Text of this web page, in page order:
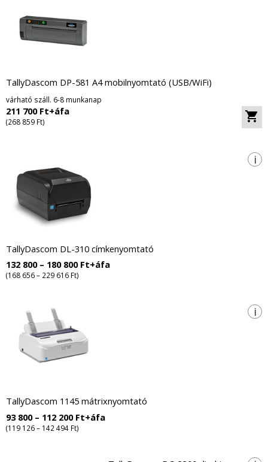
TallyDascom DP-581 A4 mobilnyomtató (USB/WiFi)
várható száll. 6-8 munkanap
211 700 Ft+áfa
(268 859 Ft)
i
TallyDascom DL-310 címkenyomtató
132 800 – 180 800 Ft+áfa
(168 656 – 229 616 Ft)
i
TallyDascom 1145 mátrixnyomtató
93 800 – 112 200 Ft+áfa
(119 126 – 142 494 Ft)